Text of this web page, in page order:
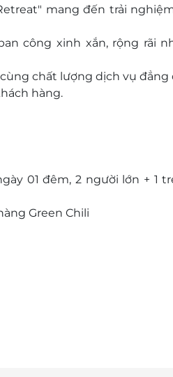
mang đến trải
công xinh xắn, rộng rãi
chất lượng dịch vụ đẳng
hàng.
01 đêm, 2 người lớn + 1
Green Chili